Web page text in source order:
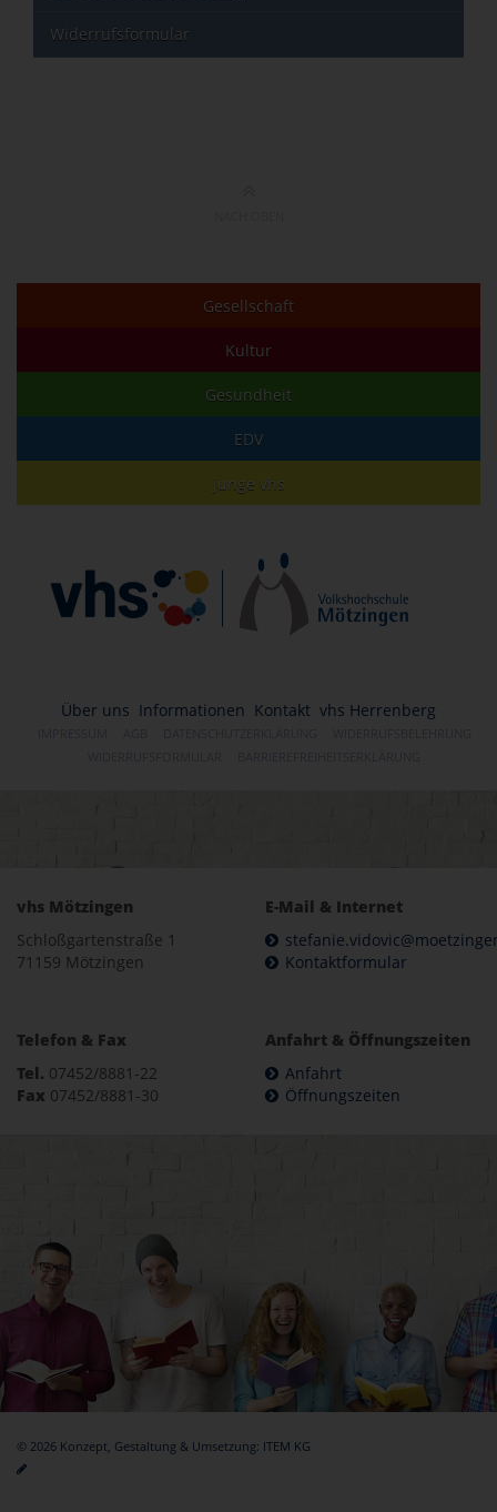
Widerrufsformular
Gesellschaft
Kultur
Gesundheit
EDV
junge vhs
Über uns Informationen Kontakt vhs Herrenberg
vhs Mötzingen
Schloßgartenstraße 1
71159 Mötzingen
E-Mail & Internet
Kontaktformular
Telefon & Fax
Tel. 07452/8881-22
Fax 07452/8881-30
Anfahrt & Öffnungszeiten
Anfahrt
Öffnungszeiten
© 2026 Konzept, Gestaltung & Umsetzung: ITEM KG